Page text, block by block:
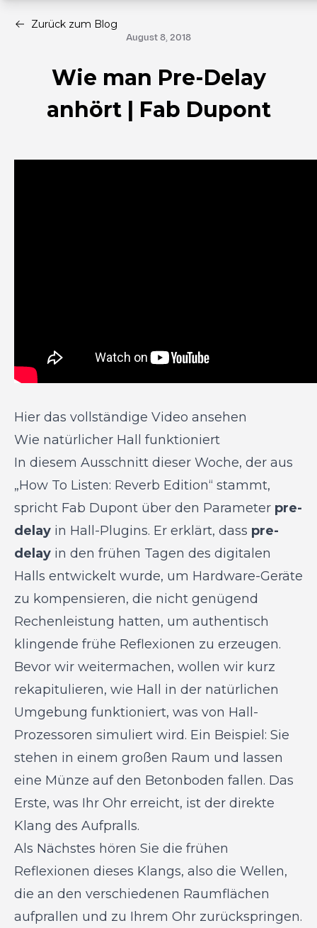
Zurück zum Blog
August 8, 2018
Wie man Pre-Delay
anhört | Fab Dupont
Hier das vollständige Video ansehen
Wie natürlicher Hall funktioniert
In diesem Ausschnitt dieser Woche, der aus
„How To Listen: Reverb Edition“ stammt,
spricht Fab Dupont über den Parameter pre-
delay in Hall-Plugins. Er erklärt, dass pre-
delay in den frühen Tagen des digitalen
Halls entwickelt wurde, um Hardware-Geräte
zu kompensieren, die nicht genügend
Rechenleistung hatten, um authentisch
klingende frühe Reflexionen zu erzeugen.
Bevor wir weitermachen, wollen wir kurz
rekapitulieren, wie Hall in der natürlichen
Umgebung funktioniert, was von Hall-
Prozessoren simuliert wird. Ein Beispiel: Sie
stehen in einem großen Raum und lassen
eine Münze auf den Betonboden fallen. Das
Erste, was Ihr Ohr erreicht, ist der direkte
Klang des Aufpralls.
Als Nächstes hören Sie die frühen
Reflexionen dieses Klangs, also die Wellen,
die an den verschiedenen Raumflächen
aufprallen und zu Ihrem Ohr zurückspringen.